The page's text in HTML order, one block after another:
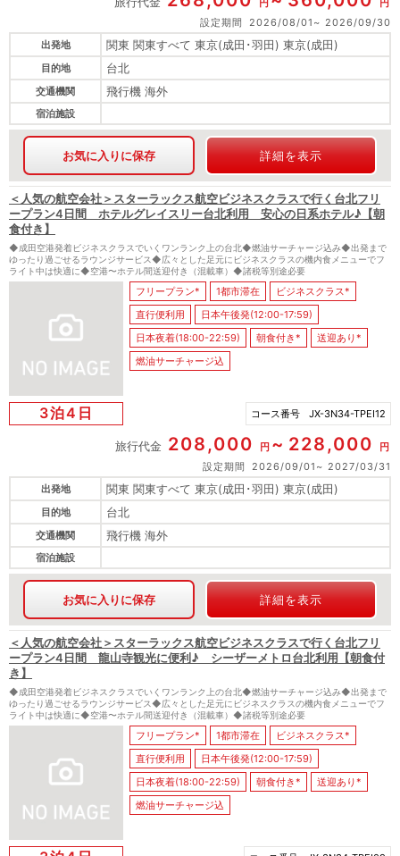
円
円
設定期間
2026/08/01
2026/09/30
出発地
関東 関東すべて 東京(成田･羽田) 東京(成田)
目的地 台北
交通機関 飛行機 海外
宿泊施設
お気に入りに保存 詳細を表示
＜人気の航空会社＞スターラックス航空ビジネスクラスで行く台北フリ
ープラン4日間 ホテルグレイスリー台北利用 安心の日系ホテル♪【朝
食付き】
◆成田空港発着ビジネスクラスでいくワンランク上の台北◆燃油サーチャージ込み◆出発まで
ゆったり過ごせるラウンジサービス◆広々とした足元にビジネスクラスの機内食メニューでフ
ライト中は快適に◆空港〜ホテル間送迎付き（混載車）◆諸税等別途必要
フリープラン* 1都市滞在
ビジネスクラス*
直行便利用
日本午後発(12:00-17:59)
日本夜着(18:00-22:59)
朝食付き*
送迎あり*
燃油サーチャージ込
3泊4日 コース番号 JX-3N34-TPEI12
旅行代金 208,000 円 228,000
円
設定期間
2026/09/01
2027/03/31
出発地
関東 関東すべて 東京(成田･羽田) 東京(成田)
目的地 台北
交通機関 飛行機 海外
宿泊施設
お気に入りに保存 詳細を表示
＜人気の航空会社＞スターラックス航空ビジネスクラスで行く台北フリ
ープラン4日間 龍山寺観光に便利♪ シーザーメトロ台北利用【朝食付
き】
◆成田空港発着ビジネスクラスでいくワンランク上の台北◆燃油サーチャージ込み◆出発まで
ゆったり過ごせるラウンジサービス◆広々とした足元にビジネスクラスの機内食メニューでフ
ライト中は快適に◆空港〜ホテル間送迎付き（混載車）◆諸税等別途必要
フリープラン* 1都市滞在
ビジネスクラス*
直行便利用
日本午後発(12:00-17:59)
日本夜着(18:00-22:59)
朝食付き*
送迎あり*
燃油サーチャージ込